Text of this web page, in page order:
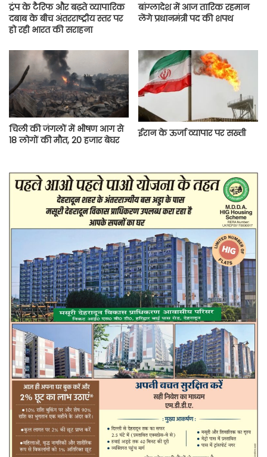
ट्रंप के टैरिफ और बढ़ते व्यापारिक
दबाब के बीच अंतरराष्ट्रीय स्तर पर
हो रही भारत की सराहना
बांग्लादेश में आज तारिक रहमान
लेंगे प्रधानमंत्री पद की शपथ
चिली की जंगलों में भीषण आग से
18 लोगों की मौत, 20 हजार बेघर
ईरान के ऊर्जा व्यापार पर सख्ती